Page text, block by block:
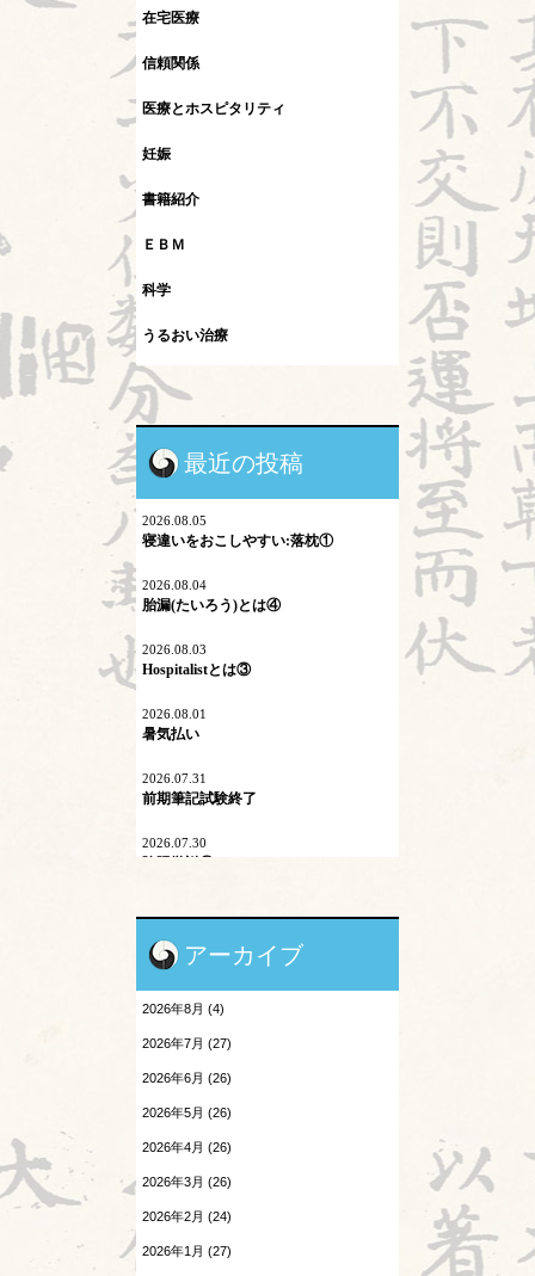
在宅医療
信頼関係
医療とホスピタリティ
妊娠
書籍紹介
ＥＢＭ
科学
うるおい治療
インフルエンザ
カレント
シュタイナー教育
ネットワーク
マイコプラズマ肺炎
内因
不内外因
二十四節気
原発問題
地震酔い
小児と鍼灸
森のようちえん
温病
熱と治療
最近の投稿
2026.08.05
寝違いをおこしやすい:落枕①
2026.08.04
胎漏(たいろう)とは④
2026.08.03
Hospitalistとは③
2026.08.01
暑気払い
2026.07.31
前期筆記試験終了
2026.07.30
陰陽学説⑨
2026.07.28
胎漏(たいろう)とは③
2026.07.27
Hospitalistとは②
酷暑
感覚の変化
陰陽学説⑧
アーカイブ
2026年8月 (4)
2026年7月 (27)
2026年6月 (26)
2026年5月 (26)
2026年4月 (26)
2026年3月 (26)
2026年2月 (24)
2026年1月 (27)